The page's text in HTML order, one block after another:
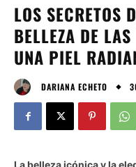
LOS SECRETOS
BELLEZA DE
UNA PIEL
DARIANA ECHETO
La belleza icónica y la